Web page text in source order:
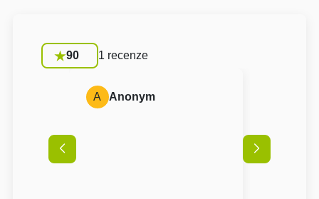
90 1 recenze
A Anonym